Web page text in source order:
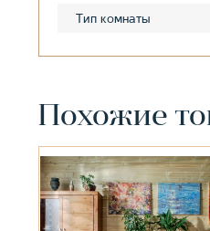
Тип комнаты
Похожие